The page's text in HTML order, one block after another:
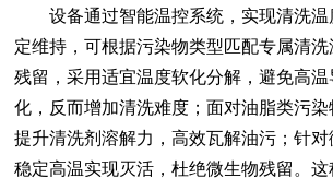
设备通过智能温控系统，实现清洗温
定维持，可根据污染物类型匹配专属清
残留，采用适宜温度软化分解，避免高温
化，反而增加清洗难度；面对油脂类污
提升清洗剂溶解力，高效瓦解油污；针
稳定高温实现灭活，杜绝微生物残留。